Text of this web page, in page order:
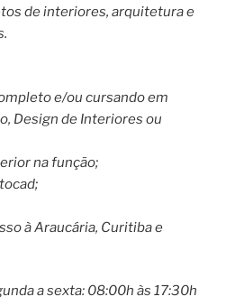
de interiores, arquitetura e
e/ou cursando em
Design de Interiores ou
na função;
à Araucária, Curitiba e
a sexta: 08:00h às 17:30h